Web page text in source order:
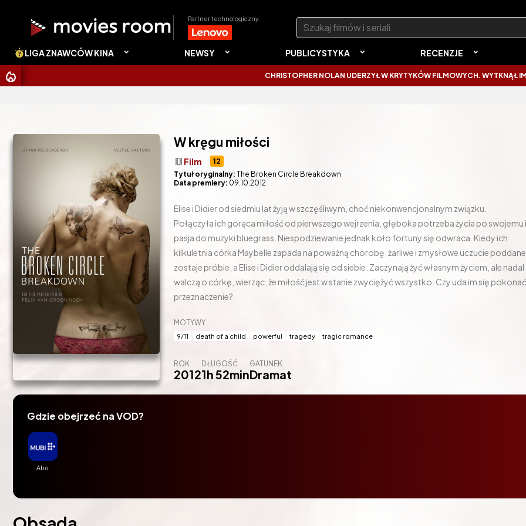
Partner technologiczny: Szukaj:
LIGA ZNAWCÓW KINA NEWSY PUBLICYSTYKA RECENZJE
CHRISTOPHER NOLAN UDERZYŁ W KRYTYKÓW FILMOWYCH. WYTKNĄŁ IM
W kręgu miłości
12
theaters Film
Tytuł oryginalny: The Broken Circle Breakdown
Data premiery: 09.10.2012
Elise i Didier od siedmiu lat żyją w szczęśliwym, choć niekonwencjonalnym związku.
Połączyła ich gorąca miłość od pierwszego wejrzenia, głęboka potrzeba życia po swojemu i
pasja do muzyki bluegrass. Niespodziewanie jednak koło fortuny się odwraca. Kiedy ich
kilkuletnia córka Maybelle zapada na poważną chorobę, żarliwe i zmysłowe uczucie poddane
zostaje próbie, a Elise i Didier oddalają się od siebie. Zaczynają żyć własnym życiem, ale nadal
walczą o córkę, wierząc, że miłość jest w stanie zwyciężyć wszystko. Czy uda im się pokonać
przeznaczenie?
MOTYWY
9/11 death of a child powerful tragedy tragic romance
ROK
2012
DŁUGOŚĆ
1h 52min
GATUNEK
Dramat
Gdzie obejrzeć na VOD?